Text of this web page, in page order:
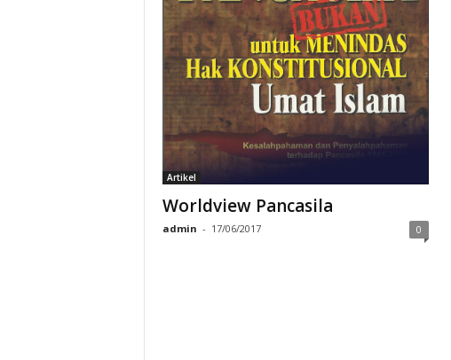
Artikel
Worldview Pancasila
admin - 17/06/2017 0